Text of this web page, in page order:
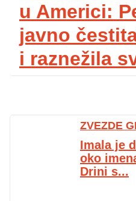
u Americi:
javno
i raznežila
ZVEZDE
Imala je
oko
Drini s...